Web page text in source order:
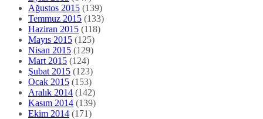
Aralık 2014(142)
Kasım 2014(139)
Ekim 2014(171)
Eylül 2014(132)
Ağustos 2014 (98)
Temmuz 2014 (133)
Haziran 2014 (130)
Mayıs 2014(113)
Nisan 2014(92)
Mart 2014(108)
Şubat 2014(106)